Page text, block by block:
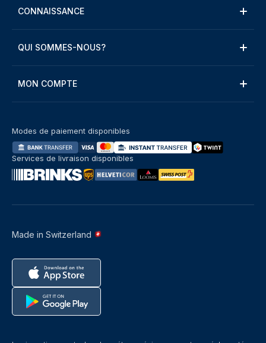
CONNAISSANCE
QUI SOMMES-NOUS?
MON COMPTE
Made in Switzerland
Modes de paiement disponibles
Services de livraison disponibles